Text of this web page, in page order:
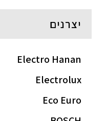
יצרנים
Electro Hanan
Electrolux
Eco Euro